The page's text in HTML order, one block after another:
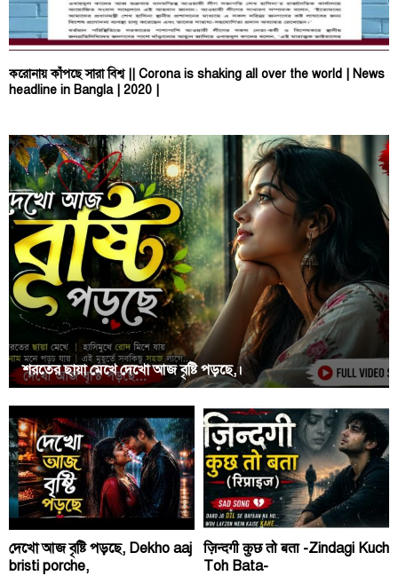
করোনায় কাঁপছে সারা বিশ্ব || Corona is shaking all over the world | News
headline in Bangla | 2020 |
শরতের ছায়া মেখে দেখো আজ বৃষ্টি পড়ছে,।
দেখো আজ বৃষ্টি পড়ছে, Dekho aaj
bristi porche,
ज़िन्दगी कुछ तो बता -Zindagi Kuch
Toh Bata-